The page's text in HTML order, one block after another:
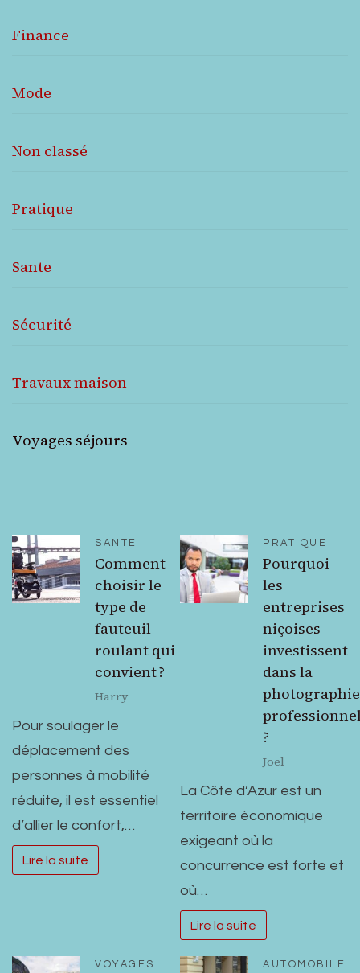
Finance
Mode
Non classé
Pratique
Sante
Sécurité
Travaux maison
Voyages séjours
SANTE
Comment
choisir le
type de
fauteuil
roulant qui
convient ?
Harry
Pour soulager le
déplacement des
personnes à mobilité
réduite, il est essentiel
d’allier le confort,…
Lire la suite
PRATIQUE
Pourquoi
les
entreprises
niçoises
investissent
dans la
photographie
?
Joel
La Côte d’Azur est un
territoire économique
exigeant où la
concurrence est forte et
où…
Lire la suite
VOYAGES
AUTOMOBILE